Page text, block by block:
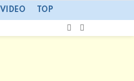
VIDEO TOP
SWITCH
SKIN